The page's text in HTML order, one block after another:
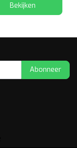
Bekijken
Abonneer